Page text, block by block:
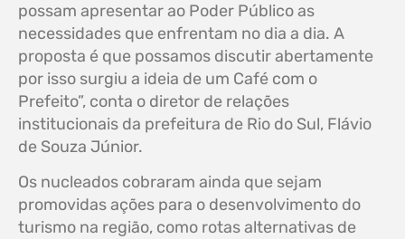
possam apresentar ao Poder Público as
necessidades que enfrentam no dia a dia. A
proposta é que possamos discutir abertamente
por isso surgiu a ideia de um Café com o
Prefeito”, conta o diretor de relações
institucionais da prefeitura de Rio do Sul, Flávio
de Souza Júnior.
Os nucleados cobraram ainda que sejam
promovidas ações para o desenvolvimento do
turismo na região, como rotas alternativas de